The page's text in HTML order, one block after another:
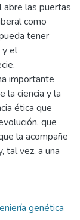
abre las puertas
como
tener
y el
importante
la ciencia y la
ética que
que
la acompañe
tal vez, a una
genética